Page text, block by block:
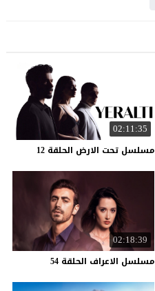
02:11:35
مسلسل تحت الارض الحلقة 12
02:18:39
مسلسل الاعراف الحلقة 54